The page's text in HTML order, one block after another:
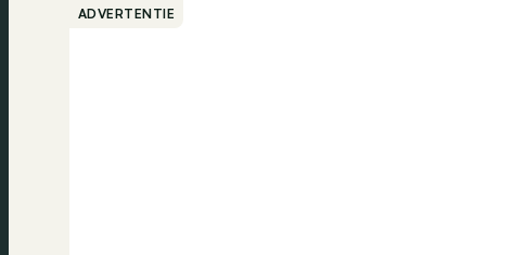
beetje het geval met de nieuwe elektrische
ADVERTENTIE